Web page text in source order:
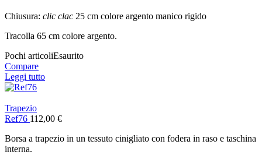
Chiusura: clic clac 25 cm colore argento manico rigido
Tracolla 65 cm colore argento.
Pochi articoliEsaurito
Compare
Leggi tutto
Trapezio
Ref76 112,00 €
Borsa a trapezio in un tessuto cinigliato con fodera in raso e taschina
interna.